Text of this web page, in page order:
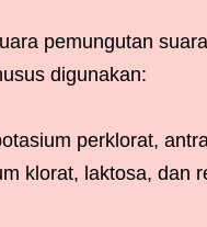
pemungutan
digunakan:
perklorat,
klorat, laktosa, dan